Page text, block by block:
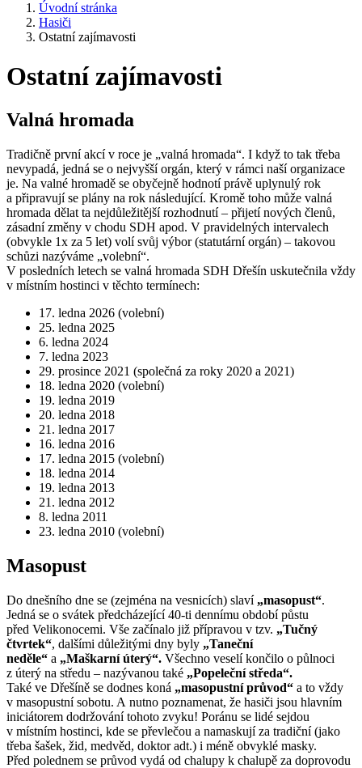
Úvodní stránka
Hasiči
Ostatní zajímavosti
Ostatní zajímavosti
Valná hromada
Tradičně první akcí v roce je „valná hromada“. I když to tak třeba
nevypadá, jedná se o nejvyšší orgán, který v rámci naší organizace
je. Na valné hromadě se obyčejně hodnotí právě uplynulý rok
a připravují se plány na rok následující. Kromě toho může valná
hromada dělat ta nejdůležitější rozhodnutí – přijetí nových členů,
zásadní změny v chodu SDH apod. V pravidelných intervalech
(obvykle 1x za 5 let) volí svůj výbor (statutární orgán) – takovou
schůzi nazýváme „volební“.
V posledních letech se valná hromada SDH Dřešín uskutečnila vždy
v místním hostinci v těchto termínech:
17. ledna 2026 (volební)
25. ledna 2025
6. ledna 2024
7. ledna 2023
29. prosince 2021 (společná za roky 2020 a 2021)
18. ledna 2020 (volební)
19. ledna 2019
20. ledna 2018
21. ledna 2017
16. ledna 2016
17. ledna 2015 (volební)
18. ledna 2014
19. ledna 2013
21. ledna 2012
8. ledna 2011
23. ledna 2010 (volební)
Masopust
Do dnešního dne se (zejména na vesnicích) slaví „masopust“.
Jedná se o svátek předcházející 40-ti dennímu období půstu
před Velikonocemi. Vše začínalo již přípravou v tzv. „Tučný
čtvrtek“, dalšími důležitými dny byly „Taneční
neděle“ a „Maškarní úterý“. Všechno veselí končilo o půlnoci
z úterý na středu – nazývanou také „Popeleční středa“.
Také ve Dřešíně se dodnes koná „masopustní průvod“ a to vždy
v masopustní sobotu. A nutno poznamenat, že hasiči jsou hlavním
iniciátorem dodržování tohoto zvyku! Poránu se lidé sejdou
v místním hostinci, kde se převlečou a namaskují za tradiční (jako
třeba šašek, žid, medvěd, doktor adt.) i méně obvyklé masky.
Před polednem se průvod vydá od chalupy k chalupě za doprovodu